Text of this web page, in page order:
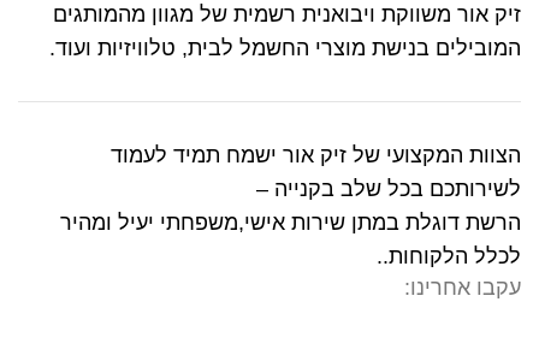
זיק אור משווקת ויבואנית רשמית של מגוון מהמותגים
המובילים בנישת מוצרי החשמל לבית, טלוויזיות ועוד.
הצוות המקצועי של זיק אור ישמח תמיד לעמוד
לשירותכם בכל שלב בקנייה –
הרשת דוגלת במתן שירות אישי,משפחתי יעיל ומהיר
לכלל הלקוחות..
עקבו אחרינו: